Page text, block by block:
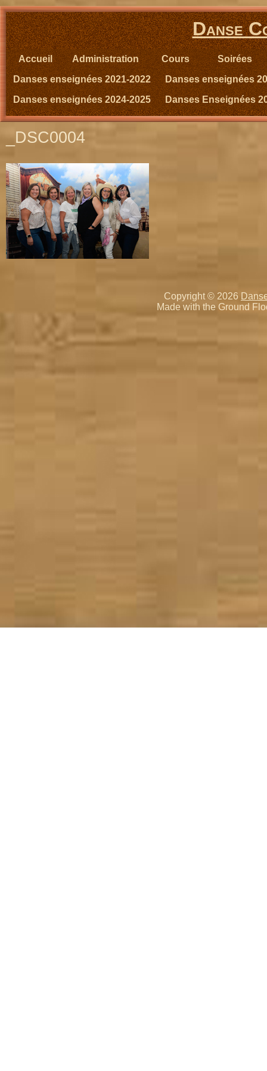
Danse
Accueil Administration Cours
Soirées
Danses enseignées 2021-2022
Danses enseignées
Danses enseignées 2024-2025
Danses Enseignées
_DSC0004
Copyright © 2026
Made with the Ground